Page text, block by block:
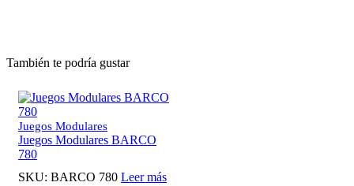
También te podría gustar
Juegos Modulares
Juegos Modulares BARCO
780
SKU: BARCO 780 Leer más